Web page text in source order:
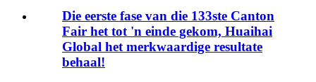
Die eerste fase van die 133ste Canton
Fair het tot 'n einde gekom, Huaihai
Global het merkwaardige resultate
behaal!